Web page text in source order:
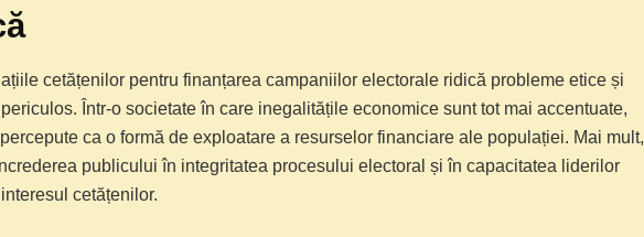
cetățenilor pentru finanțarea campaniilor electorale ridică probleme etice și
Într-o societate în care inegalitățile economice sunt tot mai accentuate,
ca o formă de exploatare a resurselor financiare ale populației. Mai mult,
publicului în integritatea procesului electoral și în capacitatea liderilor
cetățenilor.